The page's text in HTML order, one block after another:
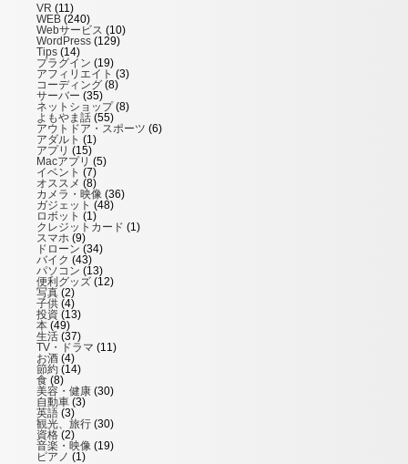
VR (11)
WEB (240)
Webサービス (10)
WordPress (129)
Tips (14)
プラグイン (19)
アフィリエイト (3)
コーディング (8)
サーバー (35)
ネットショップ(8)
よもやま話 (55)
アウトドア・スポーツ (6)
アダルト (1)
アプリ (15)
Macアプリ (5)
イベント (7)
オススメ (8)
カメラ・映像 (36)
ガジェット (48)
ロボット (1)
クレジットカード (1)
スマホ (9)
ドローン (34)
バイク (43)
パソコン (13)
便利グッズ (12)
写真 (2)
子供 (4)
投資 (13)
本 (49)
生活 (37)
TV・ドラマ (11)
お酒 (4)
節約 (14)
食 (8)
美容・健康 (30)
自動車 (3)
英語 (3)
観光、旅行 (30)
資格 (2)
音楽・映像 (19)
ピアノ (1)